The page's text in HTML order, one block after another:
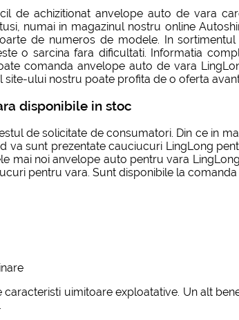
de achizitionat anvelope auto de vara
numai in magazinul nostru online
de numeros de modele. In
o sarcina fara dificultati. Informatia
comanda anvelope auto de vara
ului nostru poate profita de o oferta
disponibile in stoc
de solicitate de consumatori. Din ce in
va sunt prezentate cauciucuri LingLong
mai noi anvelope auto pentru vara
pentru vara. Sunt disponibile la
uimitoare exploatative. Un alt